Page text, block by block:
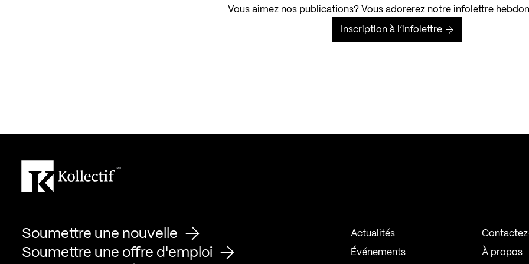
Vous aimez nos publications? Vous adorerez notre infolettre
Inscription à l’infolettre
Soumettre une nouvelle
Soumettre une offre d'emploi
Actualités
Événements À propos